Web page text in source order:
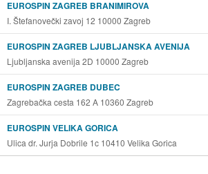
EUROSPIN ZAGREB BRANIMIROVA
I. Štefanovečki zavoj 12 10000 Zagreb
EUROSPIN ZAGREB LJUBLJANSKA AVENIJA
Ljubljanska avenija 2D 10000 Zagreb
EUROSPIN ZAGREB DUBEC
Zagrebačka cesta 162 A 10360 Zagreb
EUROSPIN VELIKA GORICA
Ulica dr. Jurja Dobrile 1c 10410 Velika Gorica